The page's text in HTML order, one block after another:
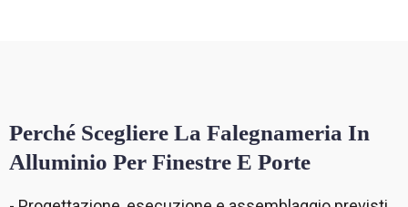
Perché Scegliere La Falegnameria In
Alluminio Per Finestre E Porte